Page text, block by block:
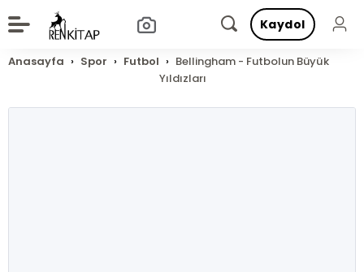
Kaydol
Anasayfa Spor Futbol
Bellingham - Futbolun Büyük
Yıldızları